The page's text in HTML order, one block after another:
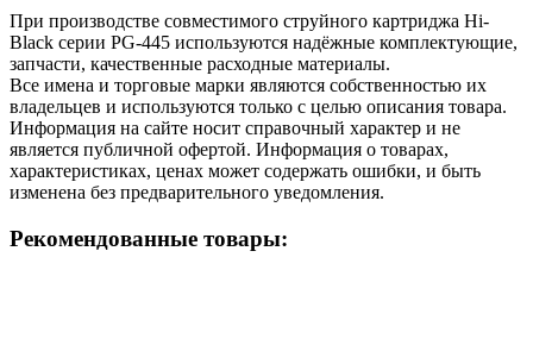
При производстве совместимого струйного картриджа Hi-
Black серии PG-445 используются надёжные комплектующие,
запчасти, качественные расходные материалы.
Все имена и торговые марки являются собственностью их
владельцев и используются только с целью описания товара.
Информация на сайте носит справочный характер и не
является публичной офертой. Информация о товарах,
характеристиках, ценах может содержать ошибки, и быть
изменена без предварительного уведомления.
Рекомендованные товары: